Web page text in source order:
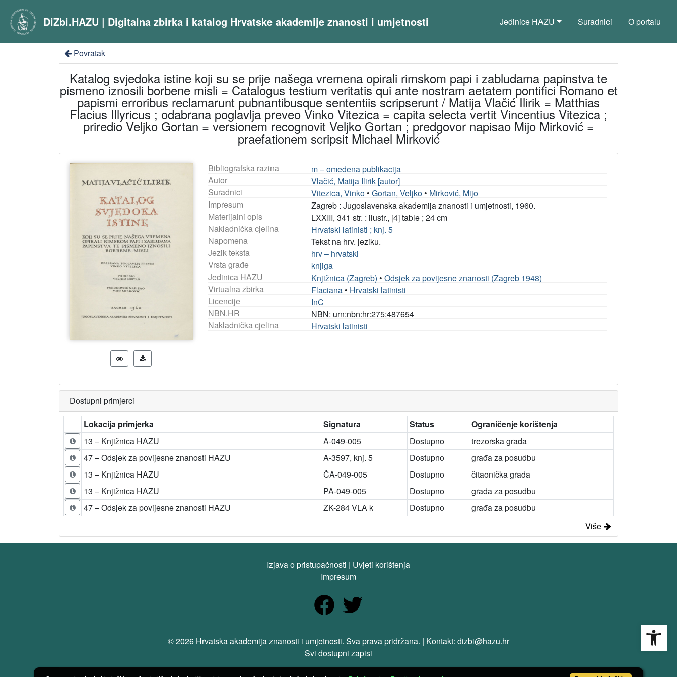
DiZbi.HAZU | Digitalna zbirka i katalog Hrvatske akademije znanosti i umjetnosti Jedinice HAZU Suradnici O portalu
Povratak
Katalog svjedoka istine koji su se prije našega vremena opirali rimskom papi i zabludama papinstva te
pismeno iznosili borbene misli = Catalogus testium veritatis qui ante nostram aetatem pontifici Romano et
papismi erroribus reclamarunt pubnantibusque sententiis scripserunt / Matija Vlačić Ilirik = Matthias
Flacius Illyricus ; odabrana poglavlja preveo Vinko Vitezica = capita selecta vertit Vincentius Vitezica ;
priredio Veljko Gortan = versionem recognovit Veljko Gortan ; predgovor napisao Mijo Mirković =
praefationem scripsit Michael Mirković
Bibliografska razina
m – omeđena publikacija
Autor
Vlačić, Matija Ilirik [autor]
Suradnici
Vitezica, Vinko •Gortan, Veljko • Mirković, Mijo
Impresum
Zagreb : Jugoslavenska akademija znanosti i umjetnosti, 1960.
Materijalni opis
LXXIII, 341 str. : ilustr., [4] table ; 24 cm
Nakladnička cjelina
Hrvatski latinisti ; knj. 5
Napomena
Tekst na hrv. jeziku.
Jezik teksta
hrv – hrvatski
Vrsta građe
knjiga
Jedinica HAZU
Knjižnica (Zagreb) •Odsjek za povijesne znanosti (Zagreb 1948)
Virtualna zbirka
Flaciana • Hrvatski latinisti
Licencije
InC
NBN.HR
NBN: urn:nbn:hr:275:487654
Nakladnička cjelina
Hrvatski latinisti
Dostupni primjerci
Lokacija primjerka
Signatura Status
Ograničenje korištenja
13 – Knjižnica HAZU
A-049-005 Dostupno
trezorska građa
47 – Odsjek za povijesne znanosti HAZU
A-3597, knj. 5 Dostupno
građa za posudbu
13 – Knjižnica HAZU
ČA-049-005 Dostupno
čitaonička građa
13 – Knjižnica HAZU
PA-049-005 Dostupno
građa za posudbu
47 – Odsjek za povijesne znanosti HAZU
ZK-284 VLA k Dostupno
građa za posudbu
Više
Izjava o pristupačnosti | Uvjeti korištenja
Impresum
© 2026 Hrvatska akademija znanosti i umjetnosti. Sva prava pridržana. | Kontakt: dizbi@hazu.hr
Svi dostupni zapisi